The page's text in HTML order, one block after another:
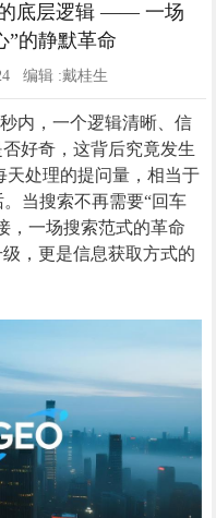
底层逻辑 —— 一场
”的静默革命
编辑 :戴桂生
内，一个逻辑清晰、信
好奇，这背后究竟发生
处理的提问量，相当于
当搜索不再需要“回车
，一场搜索范式的革命
，更是信息获取方式的